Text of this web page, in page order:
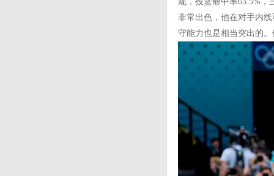
非常出色，他在对手内
守能力也是相当突出的